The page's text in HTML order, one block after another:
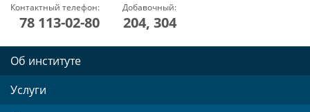
Контактный телефон:
78 113-02-80
Добавочный:
204, 304
Об институте
Услуги